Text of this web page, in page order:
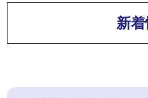
新